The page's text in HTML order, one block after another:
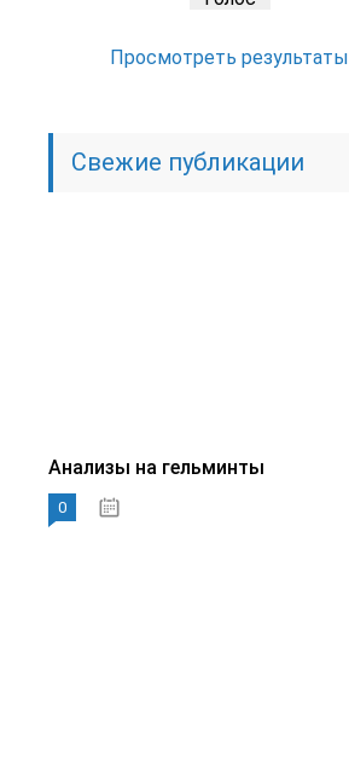
Просмотреть результаты
Свежие публикации
Анализы на гельминты
0